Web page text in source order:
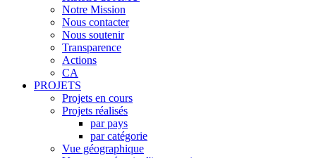
Notre Mission
Nous contacter
Nous soutenir
Transparence
Actions
CA
PROJETS
Projets en cours
Projets réalisés
par pays
par catégorie
Vue géographique